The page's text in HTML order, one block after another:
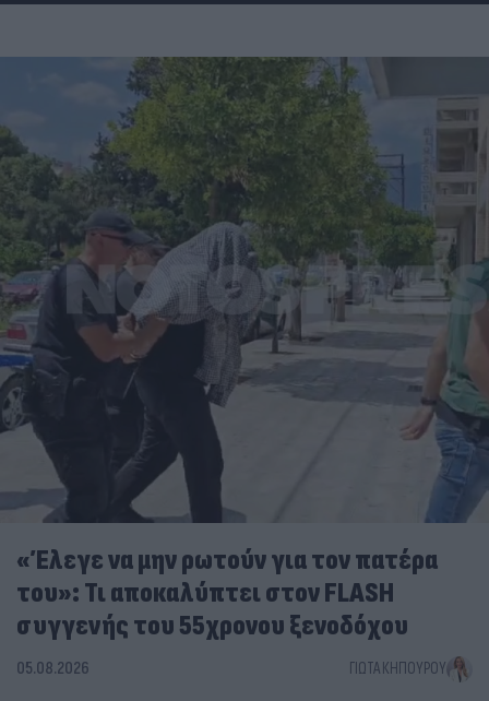
«Έλεγε να μην ρωτούν για τον πατέρα
του»: Τι αποκαλύπτει στον FLASH
συγγενής του 55χρονου ξενοδόχου
05.08.2026 ΓΙΏΤΑ ΚΗΠΟΥΡΟΎ